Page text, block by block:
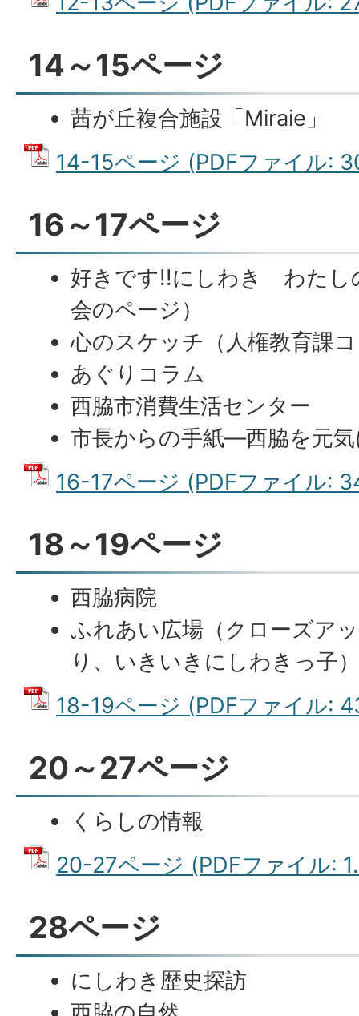
14～15ページ
茜が丘複合施設「Miraie」
14-15ページ (PDFファイル:
16～17ページ
好きです!!にしわき わたし
会のページ）
心のスケッチ（人権教育課
あぐりコラム
西脇市消費生活センター
市長からの手紙―西脇を元
16-17ページ (PDFファイル:
18～19ページ
西脇病院
ふれあい広場（クローズア
り、いきいきにしわきっ子
18-19ページ (PDFファイル:
20～27ページ
くらしの情報
20-27ページ (PDFファイル:
28ページ
にしわき歴史探訪